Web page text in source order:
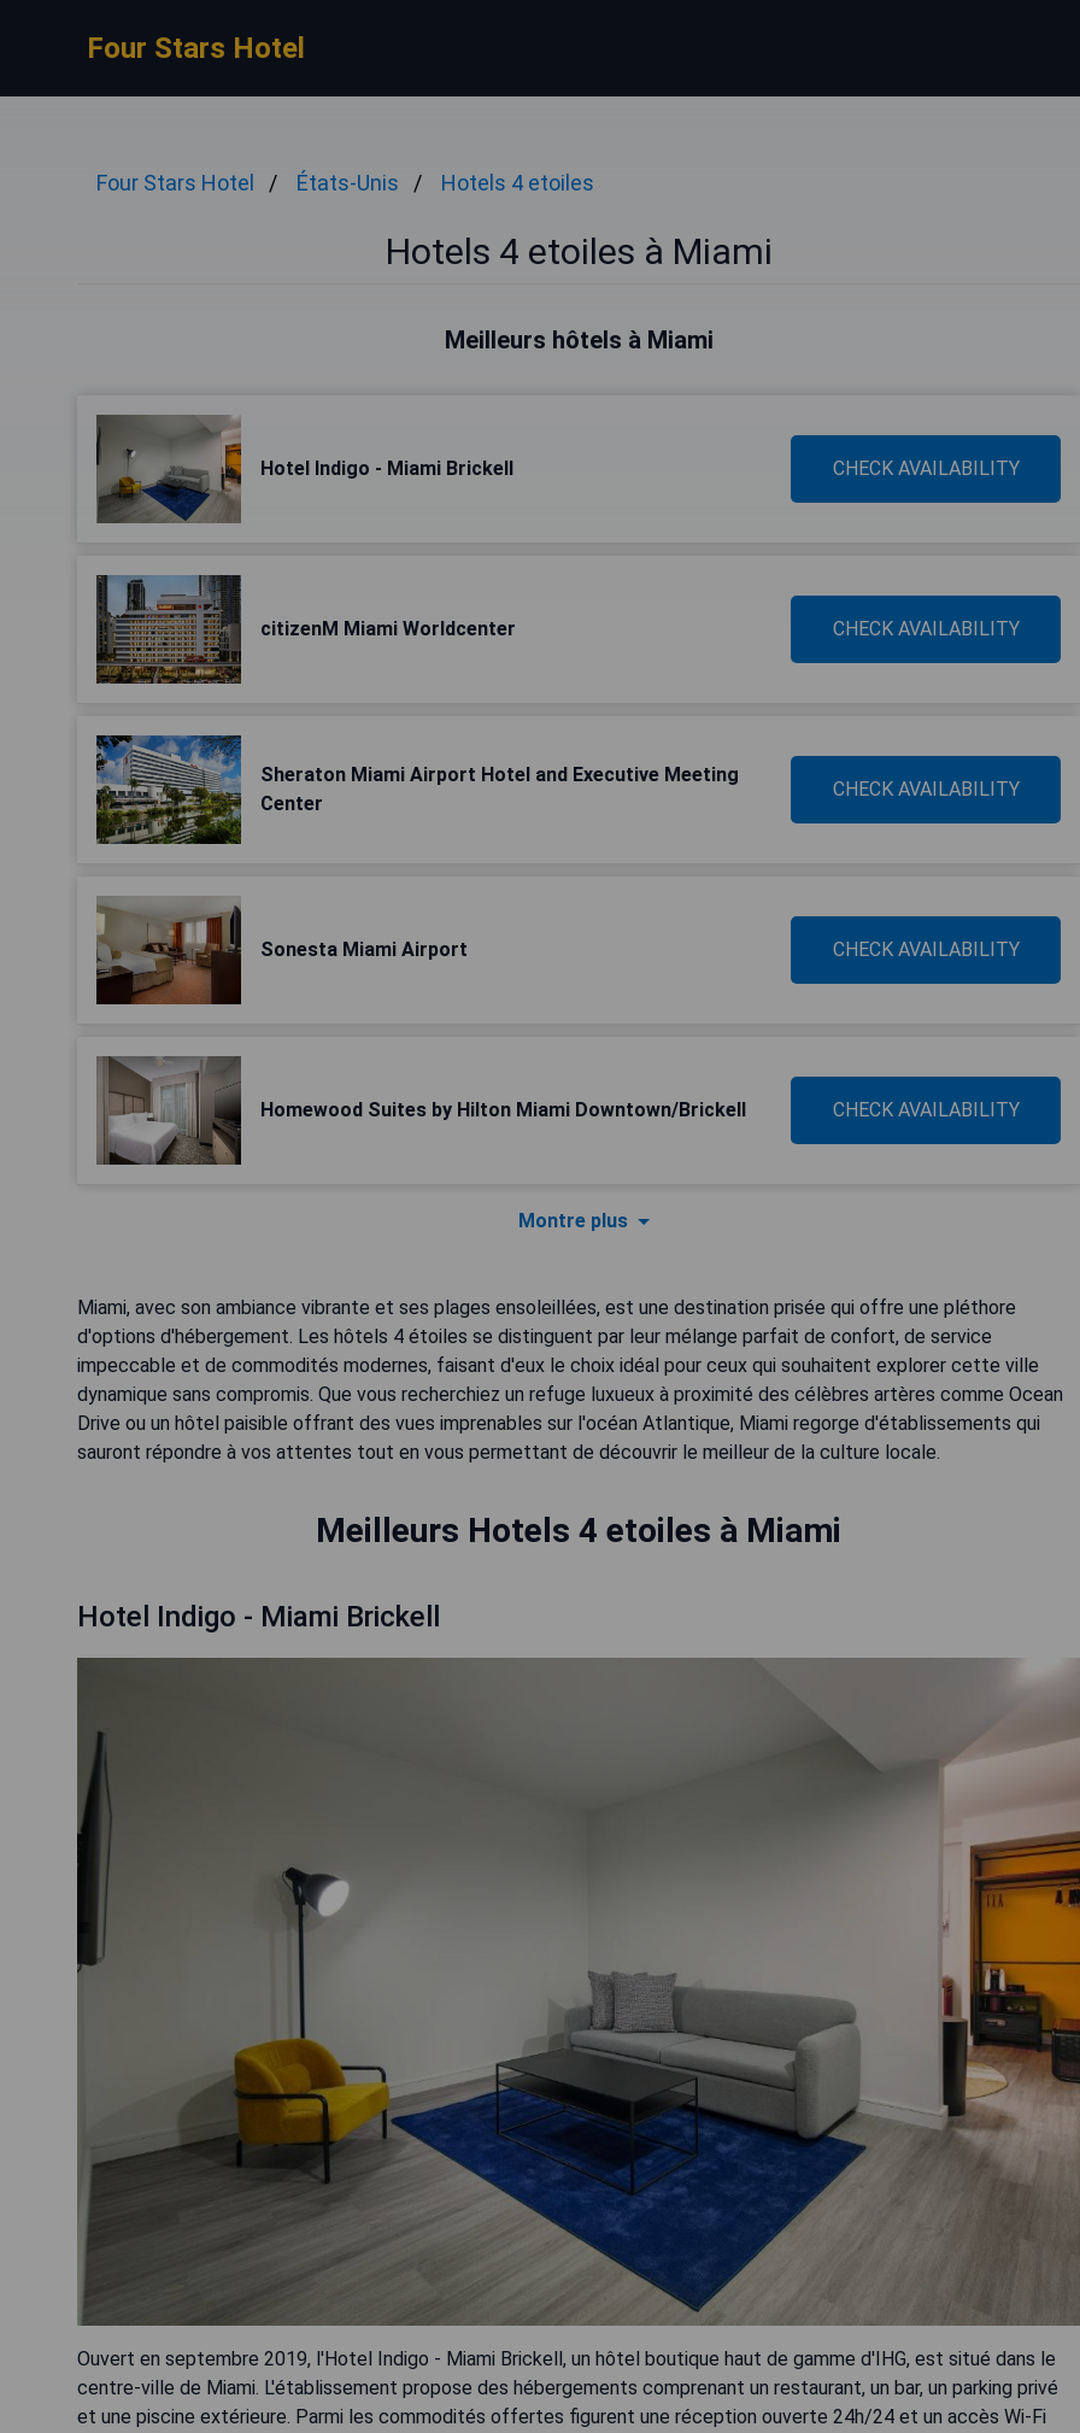
Four Stars Hotel
Four Stars Hotel États-Unis Hotels 4 etoiles
Hotels 4 etoiles à Miami
Meilleurs hôtels à Miami
Hotel Indigo - Miami Brickell CHECK AVAILABILITY
citizenM Miami Worldcenter CHECK AVAILABILITY
Sheraton Miami Airport Hotel and Executive Meeting
Center
CHECK AVAILABILITY
Sonesta Miami Airport CHECK AVAILABILITY
Homewood Suites by Hilton Miami Downtown/Brickell CHECK AVAILABILITY
Montre plus
Miami, avec son ambiance vibrante et ses plages ensoleillées, est une destination prisée qui offre une pléthore
d'options d'hébergement. Les hôtels 4 étoiles se distinguent par leur mélange parfait de confort, de service
impeccable et de commodités modernes, faisant d'eux le choix idéal pour ceux qui souhaitent explorer cette ville
dynamique sans compromis. Que vous recherchiez un refuge luxueux à proximité des célèbres artères comme Ocean
Drive ou un hôtel paisible offrant des vues imprenables sur l'océan Atlantique, Miami regorge d'établissements qui
sauront répondre à vos attentes tout en vous permettant de découvrir le meilleur de la culture locale.
Meilleurs Hotels 4 etoiles à Miami
Hotel Indigo - Miami Brickell
Ouvert en septembre 2019, l'Hotel Indigo - Miami Brickell, un hôtel boutique haut de gamme d'IHG, est situé dans le
centre-ville de Miami. L'établissement propose des hébergements comprenant un restaurant, un bar, un parking privé
et une piscine extérieure. Parmi les commodités offertes figurent une réception ouverte 24h/24 et un accès Wi-Fi